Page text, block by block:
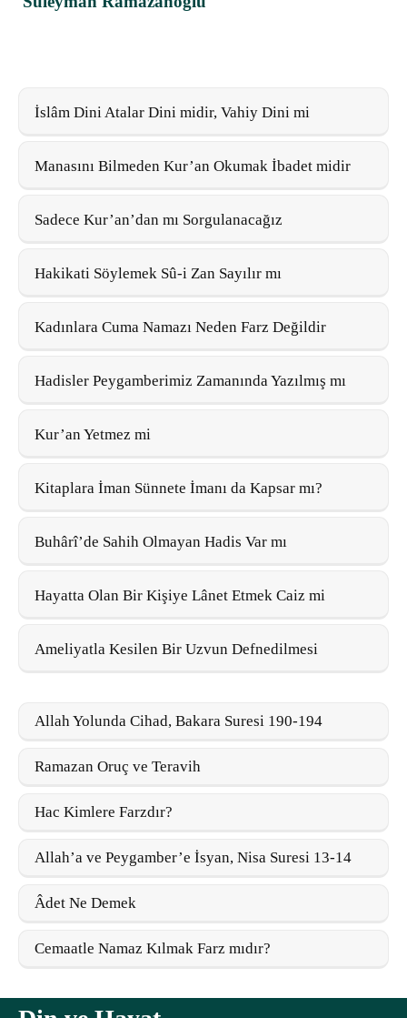
İslâm Dini Atalar Dini midir, Vahiy Dini mi
Manasını Bilmeden Kur’an Okumak İbadet midir
Sadece Kur’an’dan mı Sorgulanacağız
Hakikati Söylemek Sû-i Zan Sayılır mı
Kadınlara Cuma Namazı Neden Farz Değildir
Hadisler Peygamberimiz Zamanında Yazılmış mı
Kur’an Yetmez mi
Kitaplara İman Sünnete İmanı da Kapsar mı?
Buhârî’de Sahih Olmayan Hadis Var mı
Hayatta Olan Bir Kişiye Lânet Etmek Caiz mi
Ameliyatla Kesilen Bir Uzvun Defnedilmesi
Allah Yolunda Cihad, Bakara Suresi 190-194
Ramazan Oruç ve Teravih
Hac Kimlere Farzdır?
Allah’a ve Peygamber’e İsyan, Nisa Suresi 13-14
Âdet Ne Demek
Cemaatle Namaz Kılmak Farz mıdır?